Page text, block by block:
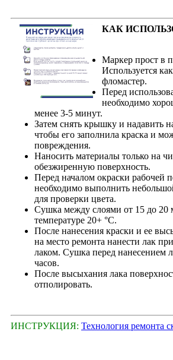
КАК
Маркер прост в
Используется
фломастер.
Перед
необходимо
менее 3-5 минут.
Затем снять крышку и надавить
чтобы его заполнила краска и
повреждения.
Наносить материалы только на
обезжиренную поверхность.
Перед началом окраски рабочей
необходимо выполнить
для проверки цвета.
Сушка между слоями от 15 до 20
температуре 20+ °С.
После нанесения краски и ее
на место ремонта нанести лак
лаком. Сушка перед нанесением
часов.
После высыхания лака
отполировать.
ИНСТРУКЦИЯ: Технология ремонта